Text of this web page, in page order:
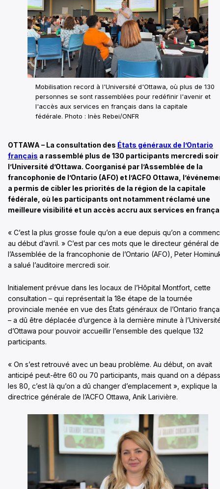
Mobilisation record à l'Université d'Ottawa, où plus de 130
personnes se sont rassemblées pour redéfinir l'avenir et
l'accès aux services en français dans la capitale
fédérale. Photo : Inès Rebei/ONFR
OTTAWA – La consultation des États généraux de l’Ontario
français a rassemblé plus de 130 participants mercredi soir
l’Université d’Ottawa. Coorganisé par l’Assemblée de la
francophonie de l’Ontario (AFO) et l’ACFO Ottawa,
a permis de cibler les priorités de la région de la capitale
fédérale, où les participants ont notamment réclamé une
meilleure visibilité et un accès accru aux services en
« C’est la plus grosse foule qu’on a eue depuis qu’on a
au début d’avril. » C’est par ces mots que le directeur général de
l’Assemblée de la francophonie de l’Ontario (AFO), Peter
a salué l’auditoire mercredi soir.
Initialement prévue dans les locaux de l’Hôpital Montfort, cette
consultation – qui représentait la 18e étape de la tournée
provinciale menée en vue des États généraux de l’Ontario
– a dû être déplacée d’urgence à la dernière minute à
d’Ottawa pour pouvoir accueillir l’ensemble des quelque 132
participants.
« On s’est retrouvé avec un beau problème. Au début, on avait
anticipé peut-être 60 ou 70 participants, mais quand on a
les 80, c’est là qu’on a dû changer d’emplacement », explique la
directrice générale de l’ACFO Ottawa, Anik Larivière.